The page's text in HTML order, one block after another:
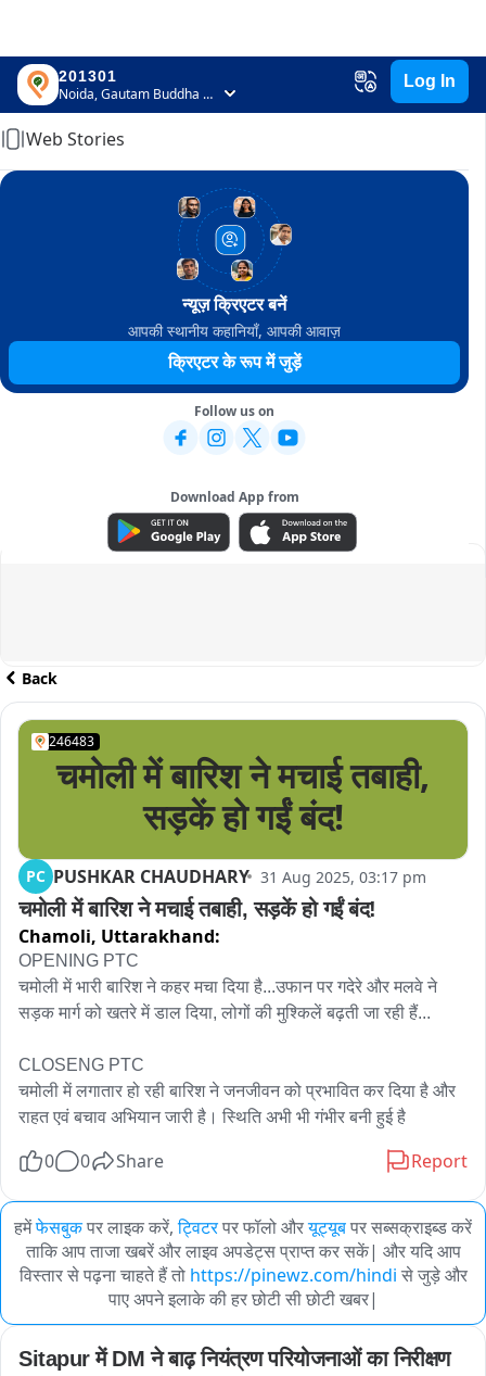
201301
Noida, Gautam Buddha Nagar, Uttar Pradesh
Log In
Home
Web Stories
न्यूज़ क्रिएटर बनें
आपकी स्थानीय कहानियाँ, आपकी आवाज़
क्रिएटर के रूप में जुड़ें
Follow us on
Download App from
ADVERTISEMENT
Back
246483
चमोली में बारिश ने मचाई तबाही,
सड़कें हो गईं बंद!
PC PUSHKAR CHAUDHARY 31 Aug 2025, 03:17 pm
चमोली में बारिश ने मचाई तबाही, सड़कें हो गईं बंद!
Chamoli, Uttarakhand:
OPENING PTC
चमोली में भारी बारिश ने कहर मचा दिया है...उफान पर गदेरे और मलवे ने
सड़क मार्ग को खतरे में डाल दिया, लोगों की मुश्किलें बढ़ती जा रही हैं...
CLOSENG PTC
चमोली में लगातार हो रही बारिश ने जनजीवन को प्रभावित कर दिया है और
राहत एवं बचाव अभियान जारी है। स्थिति अभी भी गंभीर बनी हुई है
0 0 Share Report
हमेंफेसबुकपर लाइक करें, ट्विटरपर फॉलो औरयूट्यूबपर सब्सक्राइब्ड करें
ताकि आप ताजा खबरें और लाइव अपडेट्स प्राप्त कर सकें| और यदि आप
विस्तार से पढ़ना चाहते हैं तो https://pinewz.com/hindi से जुड़े और
पाए अपने इलाके की हर छोटी सी छोटी खबर|
Sitapur में DM ने बाढ़ नियंत्रण परियोजनाओं का निरीक्षण